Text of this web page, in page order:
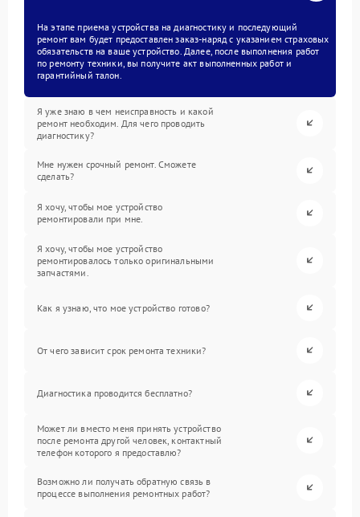
На этапе приема устройства на диагностику и последующий
ремонт вам будет предоставлен заказ-наряд с указанием страховых
обязательств на ваше устройство. Далее, после выполнения работ
по ремонту техники, вы получите акт выполненных работ и
гарантийный талон.
Я уже знаю в чем неисправность и какой
ремонт необходим. Для чего проводить
диагностику?
Мне нужен срочный ремонт. Сможете
сделать?
Я хочу, чтобы мое устройство
ремонтировали при мне.
Я хочу, чтобы мое устройство
ремонтировалось только оригинальными
запчастями.
Как я узнаю, что мое устройство готово?
От чего зависит срок ремонта техники?
Диагностика проводится бесплатно?
Может ли вместо меня принять устройство
после ремонта другой человек, контактный
телефон которого я предоставлю?
Возможно ли получать обратную связь в
процессе выполнения ремонтных работ?